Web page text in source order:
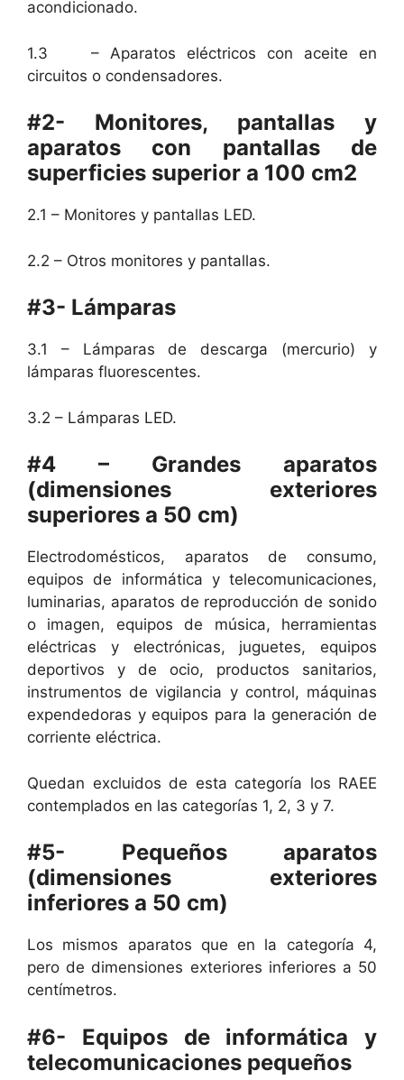
acondicionado.
1.3 – Aparatos eléctricos con aceite en
circuitos o condensadores.
#2- Monitores, pantallas y
aparatos con pantallas de
superficies superior a 100 cm2
2.1 – Monitores y pantallas LED.
2.2 – Otros monitores y pantallas.
#3- Lámparas
3.1 – Lámparas de descarga (mercurio) y
lámparas fluorescentes.
3.2 – Lámparas LED.
#4 – Grandes aparatos
(dimensiones exteriores
superiores a 50 cm)
Electrodomésticos, aparatos de consumo,
equipos de informática y telecomunicaciones,
luminarias, aparatos de reproducción de sonido
o imagen, equipos de música, herramientas
eléctricas y electrónicas, juguetes, equipos
deportivos y de ocio, productos sanitarios,
instrumentos de vigilancia y control, máquinas
expendedoras y equipos para la generación de
corriente eléctrica.
Quedan excluidos de esta categoría los RAEE
contemplados en las categorías 1, 2, 3 y 7.
#5- Pequeños aparatos
(dimensiones exteriores
inferiores a 50 cm)
Los mismos aparatos que en la categoría 4,
pero de dimensiones exteriores inferiores a 50
centímetros.
#6- Equipos de informática y
telecomunicaciones pequeños